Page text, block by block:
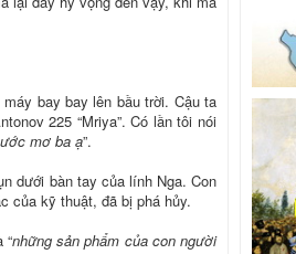
bay bay lên bầu trời. Cậu ta
225 “Mriya”. Có lần tôi nói
mơ ba ạ”.
dưới bàn tay của lính Nga. Con
của kỹ thuật, đã bị phá hủy.
“những sản phẩm của con người